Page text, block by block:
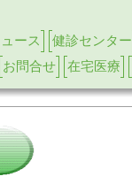
ース 健診センター
お問合せ 在宅医療